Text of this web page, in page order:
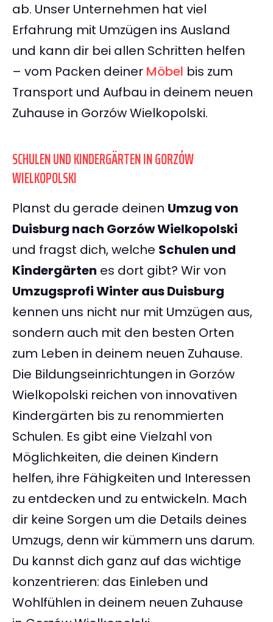
ab. Unser Unternehmen hat viel
Erfahrung mit Umzügen ins Ausland
und kann dir bei allen Schritten helfen
– vom Packen deiner Möbel bis zum
Transport und Aufbau in deinem neuen
Zuhause in Gorzów Wielkopolski.
SCHULEN UND KINDERGÄRTEN IN GORZÓW
WIELKOPOLSKI
Planst du gerade deinen Umzug von
Duisburg nach Gorzów Wielkopolski
und fragst dich, welche Schulen und
Kindergärten es dort gibt? Wir von
Umzugsprofi Winter aus Duisburg
kennen uns nicht nur mit Umzügen aus,
sondern auch mit den besten Orten
zum Leben in deinem neuen Zuhause.
Die Bildungseinrichtungen in Gorzów
Wielkopolski reichen von innovativen
Kindergärten bis zu renommierten
Schulen. Es gibt eine Vielzahl von
Möglichkeiten, die deinen Kindern
helfen, ihre Fähigkeiten und Interessen
zu entdecken und zu entwickeln. Mach
dir keine Sorgen um die Details deines
Umzugs, denn wir kümmern uns darum.
Du kannst dich ganz auf das wichtige
konzentrieren: das Einleben und
Wohlfühlen in deinem neuen Zuhause